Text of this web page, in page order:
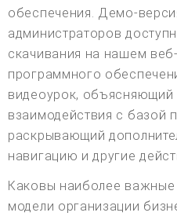
обеспечения. Демо-
администраторов
скачивания на нашем
программного
видеоурок, объясняющий
взаимодействия с базой
раскрывающий
навигацию и другие
Каковы наиболее
модели организации